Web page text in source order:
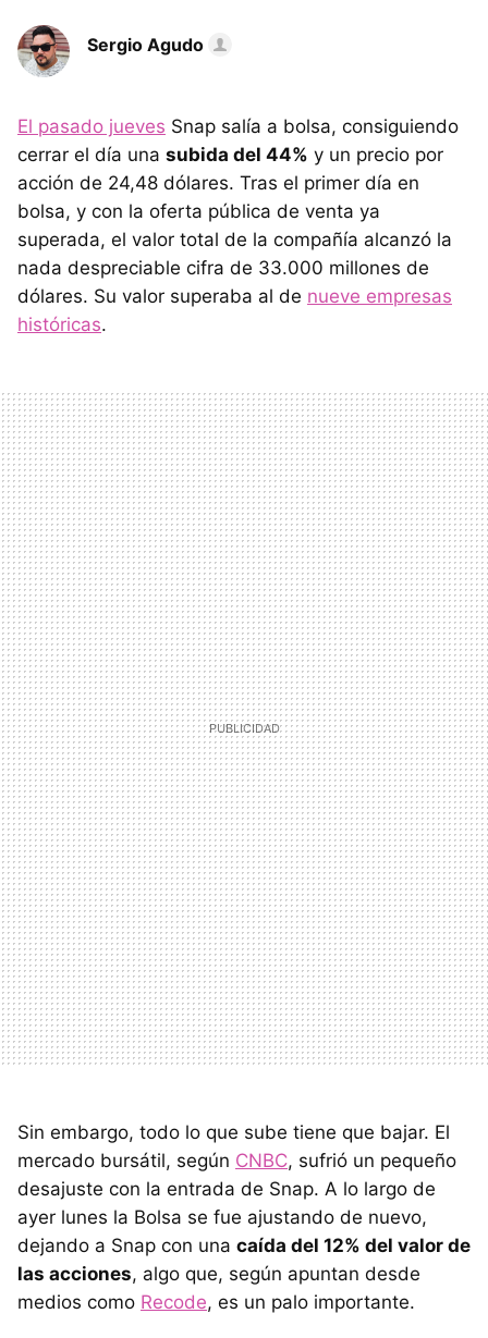
Sergio Agudo
El pasado jueves Snap salía a bolsa, consiguiendo
cerrar el día una subida del 44% y un precio por
acción de 24,48 dólares. Tras el primer día en
bolsa, y con la oferta pública de venta ya
superada, el valor total de la compañía alcanzó la
nada despreciable cifra de 33.000 millones de
dólares. Su valor superaba al de nueve empresas
históricas.
Sin embargo, todo lo que sube tiene que bajar. El
mercado bursátil, según CNBC, sufrió un pequeño
desajuste con la entrada de Snap. A lo largo de
ayer lunes la Bolsa se fue ajustando de nuevo,
dejando a Snap con una caída del 12% del valor de
las acciones, algo que, según apuntan desde
medios como Recode, es un palo importante.